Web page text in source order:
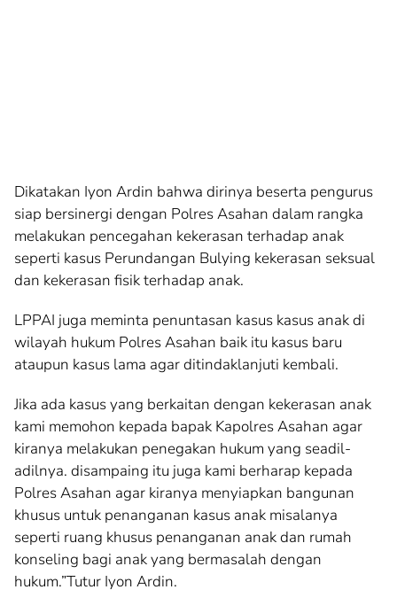
Dikatakan Iyon Ardin bahwa dirinya beserta pengurus
siap bersinergi dengan Polres Asahan dalam rangka
melakukan pencegahan kekerasan terhadap anak
seperti kasus Perundangan Bulying kekerasan seksual
dan kekerasan fisik terhadap anak.
LPPAI juga meminta penuntasan kasus kasus anak di
wilayah hukum Polres Asahan baik itu kasus baru
ataupun kasus lama agar ditindaklanjuti kembali.
Jika ada kasus yang berkaitan dengan kekerasan anak
kami memohon kepada bapak Kapolres Asahan agar
kiranya melakukan penegakan hukum yang seadil-
adilnya. disampaing itu juga kami berharap kepada
Polres Asahan agar kiranya menyiapkan bangunan
khusus untuk penanganan kasus anak misalanya
seperti ruang khusus penanganan anak dan rumah
konseling bagi anak yang bermasalah dengan
hukum.”Tutur Iyon Ardin.